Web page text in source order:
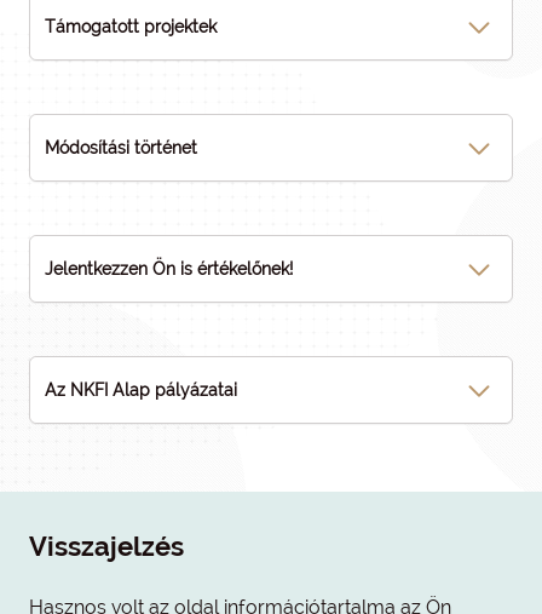
Támogatott projektek
Módosítási történet
Jelentkezzen Ön is értékelőnek!
Az NKFI Alap pályázatai
Visszajelzés
Hasznos volt az oldal információtartalma az Ön